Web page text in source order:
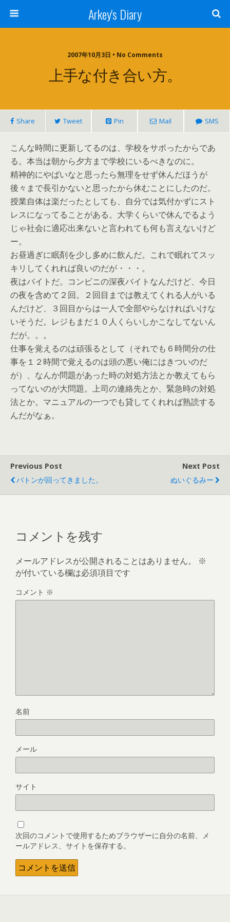
Arkey's Diary
2007年10月3日 • No Comments
上手な付き合い方。
Share Tweet Pin Mail SMS
こんな時間に更新してるのは、学校をサボったからであ
る。本当は朝から夕方まで学校にいるべきなのに。
精神的にやばいなと思ったら無理をせず休んだほうが
後々まで長引かないと思ったから休むことにしたのだ。
授業自体は楽だったとしても、自分では気付かずにスト
レスになってることがある。大学くらいで休んでるよう
じゃ社会に適応出来ないと言われても何も言えないけど
ー。
お昼過ぎに眠剤を少し多めに飲んだ。これで眠れてスッ
キリしてくれれば良いのだが・・・。
夜はバイトだ。コンビニの深夜バイトなんだけど、今日
の夜を含めて２回。２回目までは教えてくれる人がいる
んだけど、３回目からは一人で全部やらなければいけな
いそうだ。レジもまだ１０人くらいしかこなしてないん
だが。。。
仕事を覚えるのは頑張るとして（それでも６時間分の仕
事を１２時間で覚えるのは頭の悪い俺にはきついのだ
が）、なんか問題があった時の対処方法とか教えてもら
ってないのが大問題。上司の連絡先とか、緊急時の対処
法とか。マニュアルの一つでも貸してくれれば熟読する
んだがなぁ。
Previous Post
バトンが回ってきました。
Next Post
ぬいぐるみー
コメントを残す
メールアドレスが公開されることはありません。
※
が付いている欄は必須項目です
コメント ※
名前
メール
サイト
次回のコメントで使用するためブラウザーに自分の名前、メ
ールアドレス、サイトを保存する。